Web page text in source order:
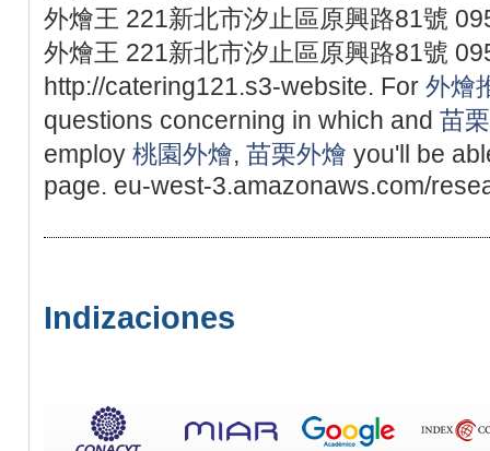
外燴王 221新北市汐止區原興路81號
外燴王 221新北市汐止區原興路81號
http://catering121.s3-website. For 外燴
questions concerning in which and 苗
employ 桃園外燴, 苗栗外燴 you'll be
page. eu-west-3.amazonaws.com/
Indizaciones